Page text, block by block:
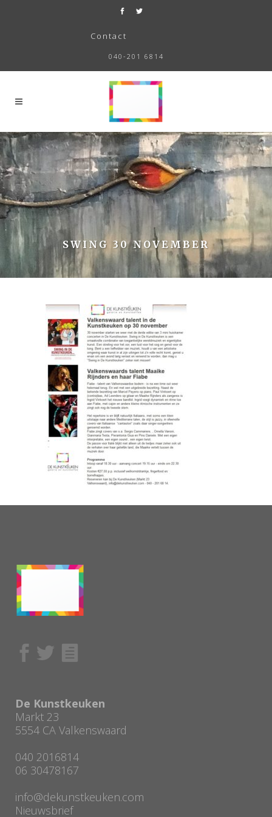
Contact
040-201 6814
SWING 30 NOVEMBER
De Kunstkeuken
Markt 23
5554 CA Valkenswaard
040 2016814
06 30478167
info@dekunstkeuken.com
Nieuwsbrief